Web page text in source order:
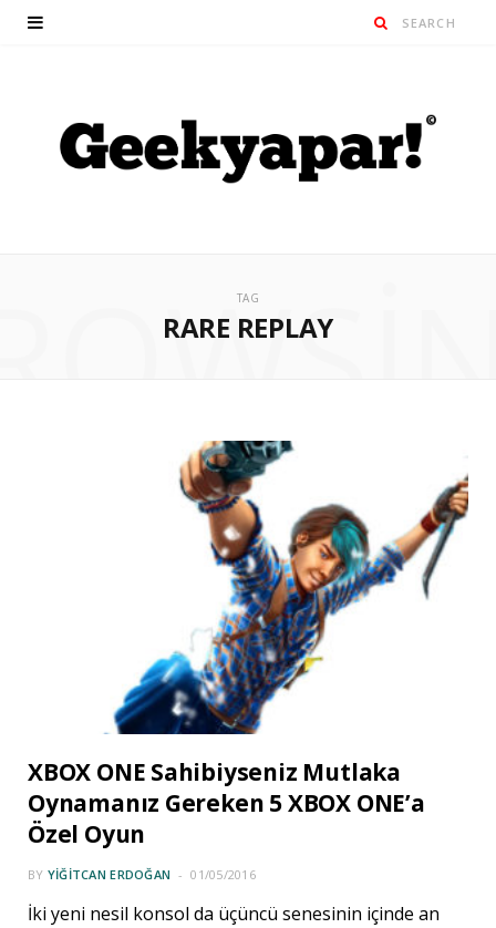
TAG
RARE REPLAY
XBOX ONE Sahibiyseniz Mutlaka
Oynamanız Gereken 5 XBOX ONE’a
Özel Oyun
BY YIĞITCAN ERDOĞAN 01/05/2016
İki yeni nesil konsol da üçüncü senesinin içinde an